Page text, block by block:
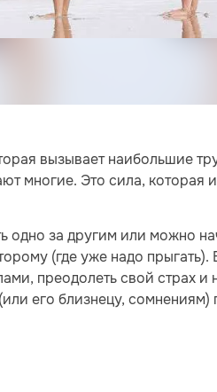
вызывает наибольшие
многие. Это сила,
за другим или можно
(где уже надо
преодолеть свой страх и
его близнецу,